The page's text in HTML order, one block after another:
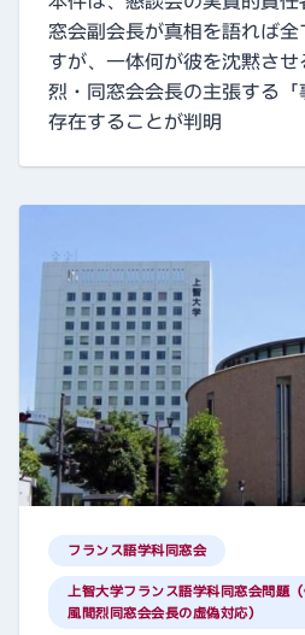
窓会副会長が真相を語れば
すが、一体何が彼を沈黙さ
烈・同窓会会長の主張する
存在することが判明
フランス語学科同窓会
上智大学フランス語学科同窓会問題
風間烈同窓会会長の虚偽対応）